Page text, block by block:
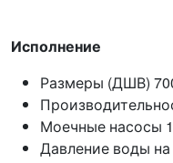
Исполнение
Размеры (ДШВ)
Моечные насосы
Давление воды